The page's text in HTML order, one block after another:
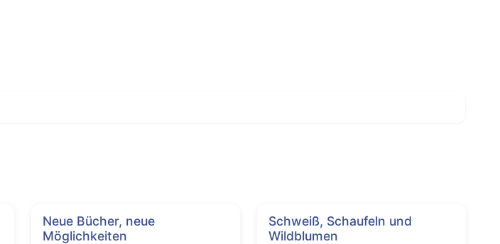
Neue Bücher, neue
Möglichkeiten
Schweiß, Schaufeln und
Wildblumen